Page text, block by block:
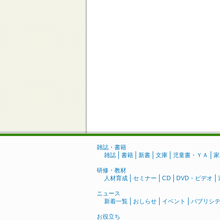
雑誌・書籍
雑誌
書籍 新書 文庫 児童書・ＹＡ
研修・教材
人材育成
セミナー CD DVD・ビデオ
ニュース
新着一覧
おしらせ イベント パブリシ
お役立ち